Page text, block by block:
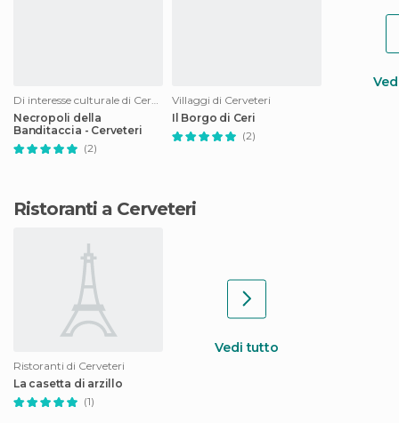
Di interesse culturale di Cerveteri
Necropoli della
Banditaccia - Cerveteri
(2)
Villaggi di Cerveteri
Il Borgo di Ceri
(2)
Ristoranti a Cerveteri
Ristoranti di Cerveteri
La casetta di arzillo
(1)
Vedi tutto